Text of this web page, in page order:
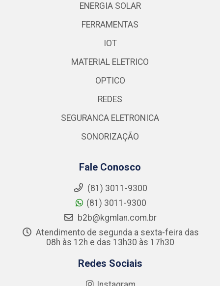
ENERGIA SOLAR
FERRAMENTAS
IOT
MATERIAL ELETRICO
OPTICO
REDES
SEGURANCA ELETRONICA
SONORIZAÇÃO
Fale Conosco
(81) 3011-9300
(81) 3011-9300
b2b@kgmlan.com.br
Atendimento de segunda a sexta-feira das
08h às 12h e das 13h30 às 17h30
Redes Sociais